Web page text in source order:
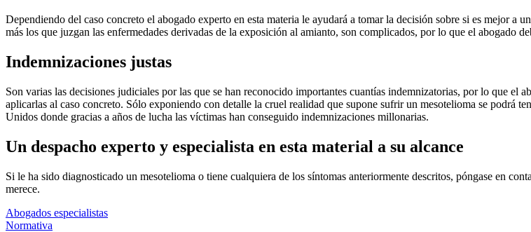
Dependiendo del caso concreto el abogado experto en esta materia le ayudará a tomar la decisión sobre si es mejor
más los que juzgan las enfermedades derivadas de la exposición al amianto, son complicados, por lo que el abogado
Indemnizaciones justas
Son varias las decisiones judiciales por las que se han reconocido importantes cuantías indemnizatorias, por lo que el
aplicarlas al caso concreto. Sólo exponiendo con detalle la cruel realidad que supone sufrir un mesotelioma se podrá
Unidos donde gracias a años de lucha las víctimas han conseguido indemnizaciones millonarias.
Un despacho experto y especialista en esta material a su alcance
Si le ha sido diagnosticado un mesotelioma o tiene cualquiera de los síntomas anteriormente descritos, póngase en
merece.
Abogados especialistas
Normativa